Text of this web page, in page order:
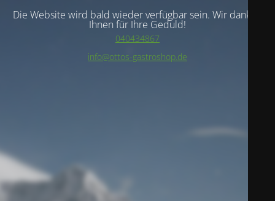
Die Website wird bald wieder verfügbar sein. Wir danken
Ihnen für Ihre Geduld!
040434867
info@ottos-gastroshop.de